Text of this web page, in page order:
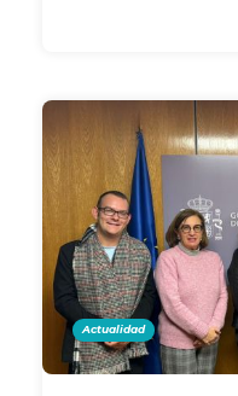
Actualidad